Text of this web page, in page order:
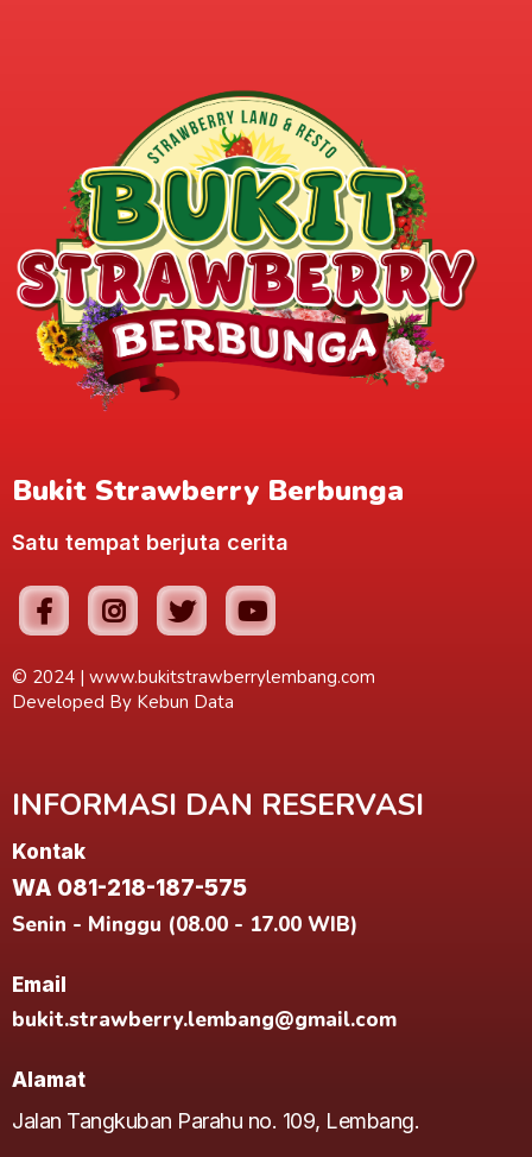
Bukit Strawberry Berbunga
Satu tempat berjuta cerita
© 2024 | www.bukitstrawberrylembang.com
Developed By Kebun Data
INFORMASI DAN RESERVASI
Kontak
WA 081-218-187-575
Senin - Minggu (08.00 - 17.00 WIB)
Email
bukit.strawberry.lembang@gmail.com
Alamat
Jalan Tangkuban Parahu no. 109, Lembang.